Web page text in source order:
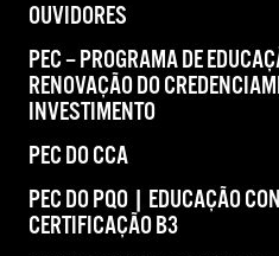
OUVIDORES
PEC – PROGRAMA DE
RENOVAÇÃO DO
INVESTIMENTO
PEC DO CCA
PEC DO PQO | EDUCAÇÃO
CERTIFICAÇÃO B3